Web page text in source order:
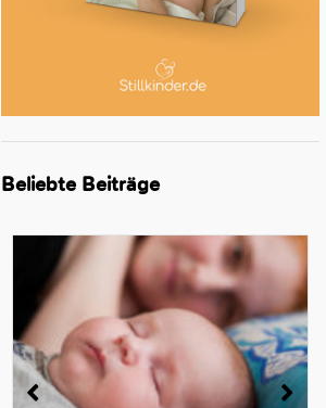
Beliebte Beiträge